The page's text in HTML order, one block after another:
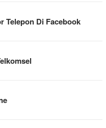
Telepon Di Facebook